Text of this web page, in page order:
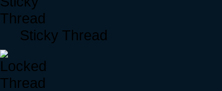
Sticky Thread